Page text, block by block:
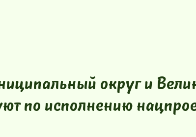
округ и
по исполнению